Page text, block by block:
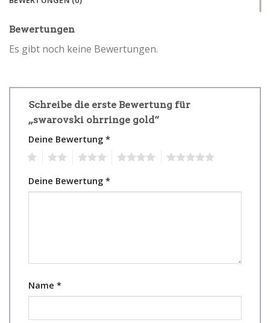
Bewertungen
Es gibt noch keine Bewertungen.
Schreibe die erste Bewertung für
„swarovski ohrringe gold“
Deine Bewertung *
Deine Bewertung *
Name *